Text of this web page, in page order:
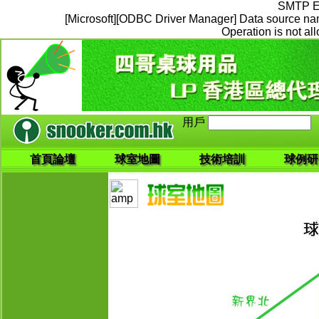
SMTP
[Microsoft][ODBC Driver Manager] Data source
Operation is not
用戶
首頁論壇 球室地圖 技術培訓 球例